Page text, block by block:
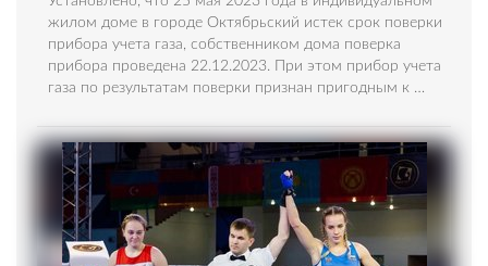
жилом доме в городе Октябрьский истек срок поверки
прибора учета газа, собственником дома поверка
прибора проведена 22.12.2023. При этом прибор учета
газа по результатам поверки признан пригодным к …